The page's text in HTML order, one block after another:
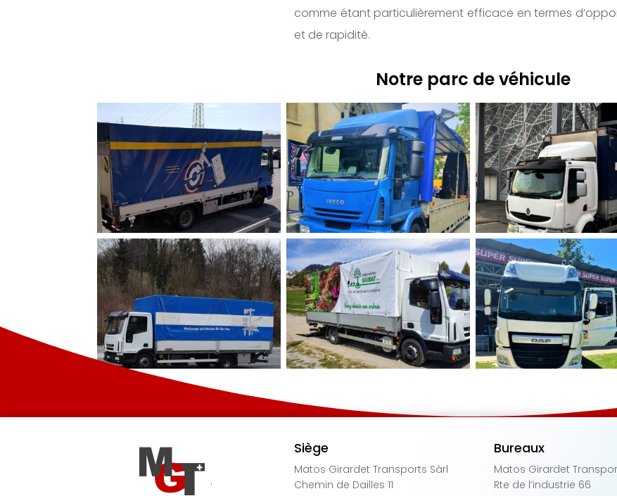
comme étant particulièrement efficace en termes
et de rapidité.
Notre parc de véhicule
Siège
Matos Girardet Transports Sàrl
Chemin de Dailles 11
Bureaux
Matos Girardet
Rte de l’industrie 66